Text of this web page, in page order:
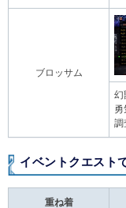
ブロッサム
幻
勇
調
イベントクエスト
重ね着